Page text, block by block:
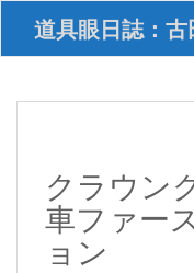
i
道具眼日誌：
クラウン
車ファー
ョン